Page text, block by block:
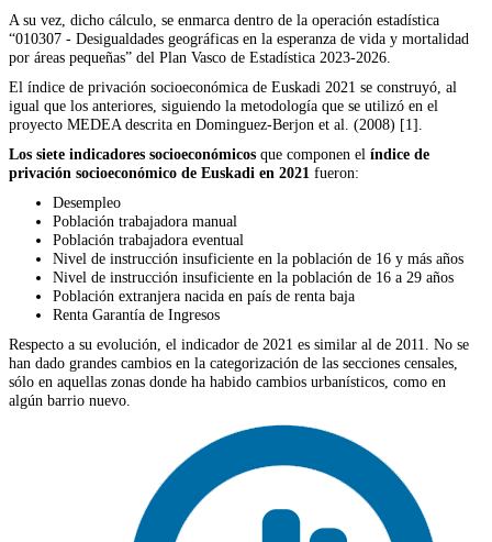
A su vez, dicho cálculo, se enmarca dentro de la operación estadística
“010307 - Desigualdades geográficas en la esperanza de vida y mortalidad
por áreas pequeñas” del Plan Vasco de Estadística 2023-2026.
El índice de privación socioeconómica de Euskadi 2021 se construyó, al
igual que los anteriores, siguiendo la metodología que se utilizó en el
proyecto MEDEA descrita en Dominguez-Berjon et al. (2008) [1].
Los siete indicadores socioeconómicos que componen el índice de
privación socioeconómico de Euskadi en 2021 fueron:
Desempleo
Población trabajadora manual
Población trabajadora eventual
Nivel de instrucción insuficiente en la población de 16 y más años
Nivel de instrucción insuficiente en la población de 16 a 29 años
Población extranjera nacida en país de renta baja
Renta Garantía de Ingresos
Respecto a su evolución, el indicador de 2021 es similar al de 2011. No se
han dado grandes cambios en la categorización de las secciones censales,
sólo en aquellas zonas donde ha habido cambios urbanísticos, como en
algún barrio nuevo.